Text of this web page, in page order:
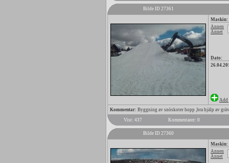
Bilde ID 27361
Maskin:
Annen
Annet
Dato:
Add
Kommentar: Byggning av snöskoter hopp ,bra hjälp av
Vist: 437
Kommentarer: 0
Bilde ID 27360
Maskin:
Annen
Annet